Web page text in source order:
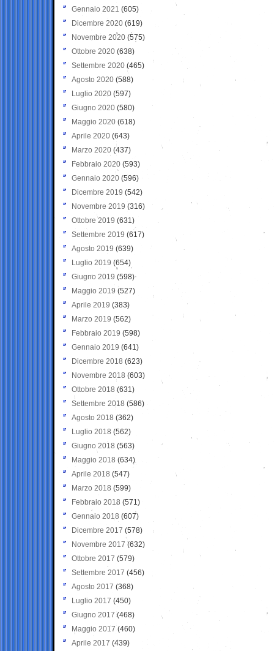
Gennaio 2021 (605)
Dicembre 2020 (619)
Novembre 2020 (575)
Ottobre 2020 (638)
Settembre 2020(465)
Agosto 2020 (588)
Luglio 2020 (597)
Giugno 2020 (580)
Maggio 2020 (618)
Aprile 2020 (643)
Marzo 2020 (437)
Febbraio 2020 (593)
Gennaio 2020 (596)
Dicembre 2019 (542)
Novembre 2019 (316)
Ottobre 2019 (631)
Settembre 2019 (617)
Agosto 2019 (639)
Luglio 2019 (654)
Giugno 2019 (598)
Maggio 2019 (527)
Aprile 2019 (383)
Marzo 2019 (562)
Febbraio 2019 (598)
Gennaio 2019 (641)
Dicembre 2018 (623)
Novembre 2018 (603)
Ottobre 2018 (631)
Settembre 2018 (586)
Agosto 2018 (362)
Luglio 2018 (562)
Giugno 2018 (563)
Maggio 2018 (634)
Aprile 2018 (547)
Marzo 2018 (599)
Febbraio 2018 (571)
Gennaio 2018 (607)
Dicembre 2017 (578)
Novembre 2017 (632)
Ottobre 2017 (579)
Settembre 2017 (456)
Agosto 2017 (368)
Luglio 2017 (450)
Giugno 2017 (468)
Maggio 2017 (460)
Aprile 2017 (439)